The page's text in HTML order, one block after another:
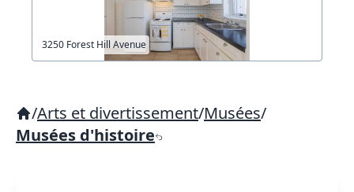
3250 Forest Hill Avenue
/Arts et divertissement/Musées/
Musées d'histoire